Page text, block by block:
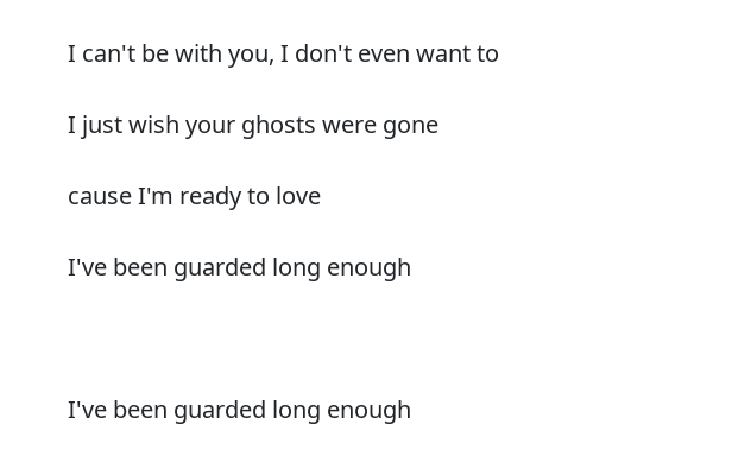
I can't be with you, I don't even want to
I just wish your ghosts were gone
cause I'm ready to love
I've been guarded long enough
I've been guarded long enough